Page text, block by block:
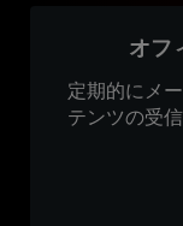
オフ
定期的にメ
テンツの受